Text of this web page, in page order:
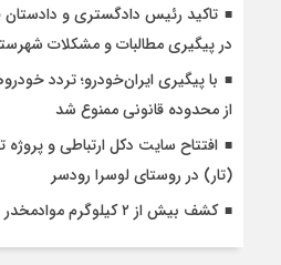
تاکید رئیس دادگستری و
در پیگیری مطالبات و مشکلات
با پیگیری ایران‌خودرو؛ تردد
از محدوده قانونی ممنوع شد
افتتاح سایت دکل ارتباطی و پروژه
(تار) در روستای لوسرا رودسر
کشف بیش از ۲ کیلوگرم موادمخدر در رودسر